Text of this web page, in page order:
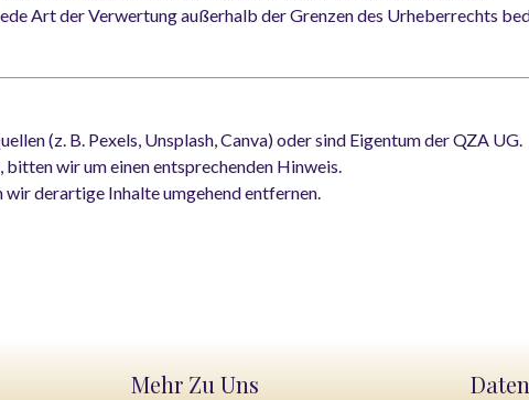
Art der Verwertung außerhalb der Grenzen des Urheberrechts
(z. B. Pexels, Unsplash, Canva) oder sind Eigentum der QZA UG.
wir um einen entsprechenden Hinweis.
derartige Inhalte umgehend entfernen.
Mehr Zu Uns